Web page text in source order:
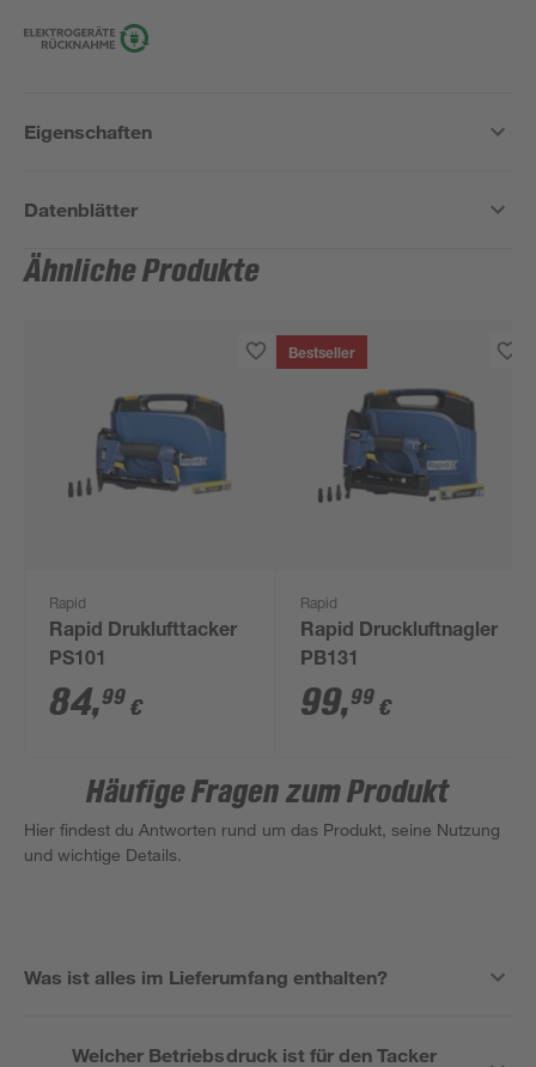
Eigenschaften
Datenblätter
Ähnliche Produkte
Rapid
Rapid Druklufttacker
PS101
84,99 €
Bestseller
Rapid
Rapid Druckluftnagler
PB131
99,99 €
Häufige Fragen zum Produkt
Hier findest du Antworten rund um das Produkt, seine Nutzung
und wichtige Details.
Was ist alles im Lieferumfang enthalten?
Welcher Betriebsdruck ist für den Tacker